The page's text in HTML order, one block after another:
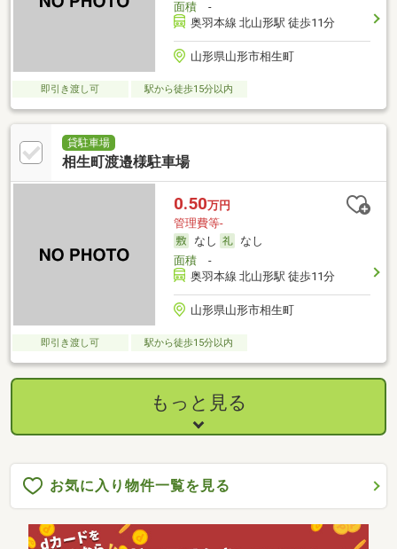
面積-
奥羽本線 北山形駅 徒歩11分
山形県山形市相生町
即引き渡し可 駅から徒歩15分以内
貸駐車場
相生町渡邉様駐車場
0.50万円
管理費等-
なし
なし
面積-
奥羽本線 北山形駅 徒歩11分
山形県山形市相生町
即引き渡し可 駅から徒歩15分以内
もっと見る
お気に入り物件一覧を見る